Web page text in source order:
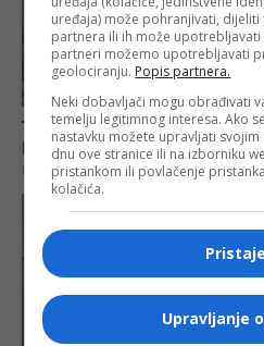
uređaja) može pohranjivati,
partnera ili ih može upotrebljavati
partneri možemo upotrebljavati
geolociranju. Popis partnera.
Neki dobavljači mogu obrađivati
temelju legitimnog interesa. Ako
nastavku možete upravljati
dnu ove stranice ili na izborniku
pristankom ili povlačenje
kolačića.
Upravljanje